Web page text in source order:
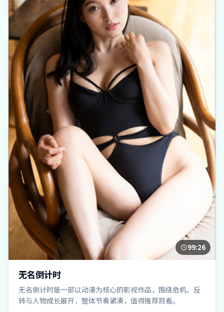
99:26
无名倒计时
无名倒计时是一部以动漫为核心的影视作品，围绕危机、反
转与人物成长展开，整体节奏紧凑，值得推荐观看。